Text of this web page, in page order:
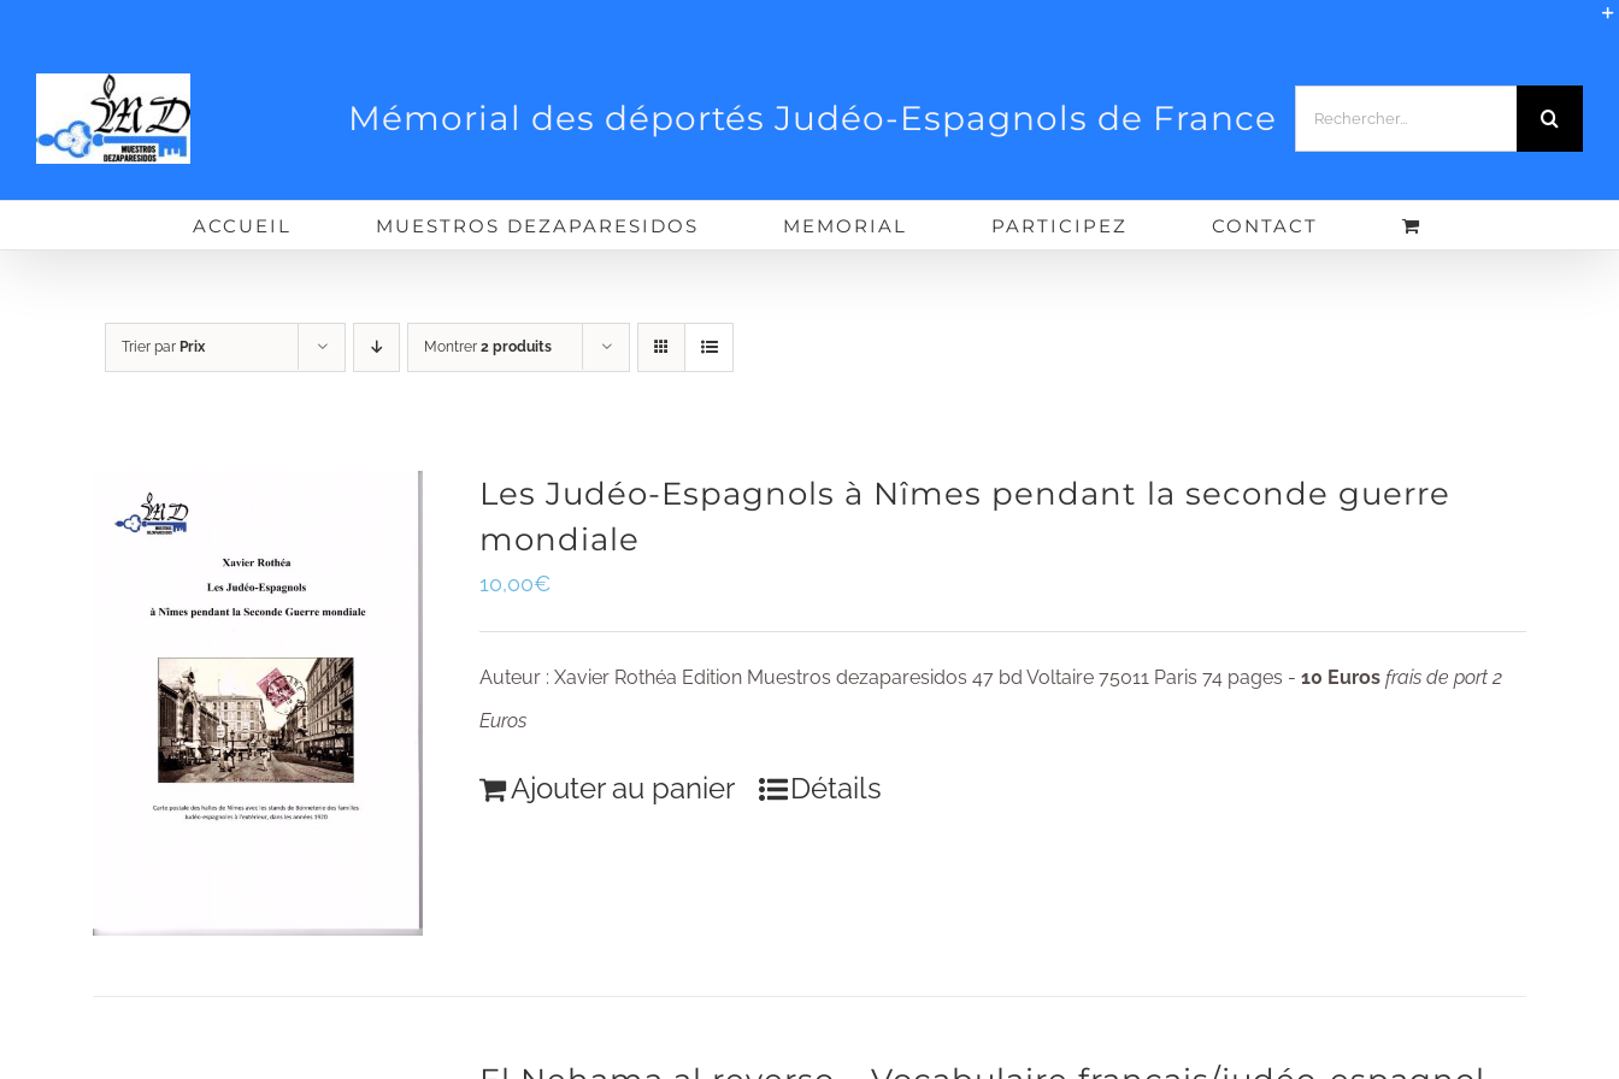
Mémorial des déportés Judéo-Espagnols de France
ACCUEIL MUESTROS DEZAPARESIDOS MEMORIAL PARTICIPEZ CONTACT
Trier par Prix Montrer 2 produits
Les Judéo-Espagnols à Nîmes pendant la seconde guerre
mondiale
10,00€
Auteur : Xavier Rothéa Edition Muestros dezaparesidos 47 bd Voltaire 75011 Paris 74 pages -10 Euros frais de port 2
Euros
Ajouter au panier Détails